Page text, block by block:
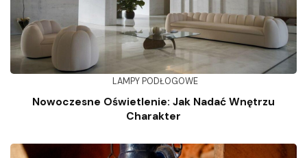
LAMPY PODŁOGOWE
Nowoczesne Oświetlenie: Jak Nadać Wnętrzu
Charakter